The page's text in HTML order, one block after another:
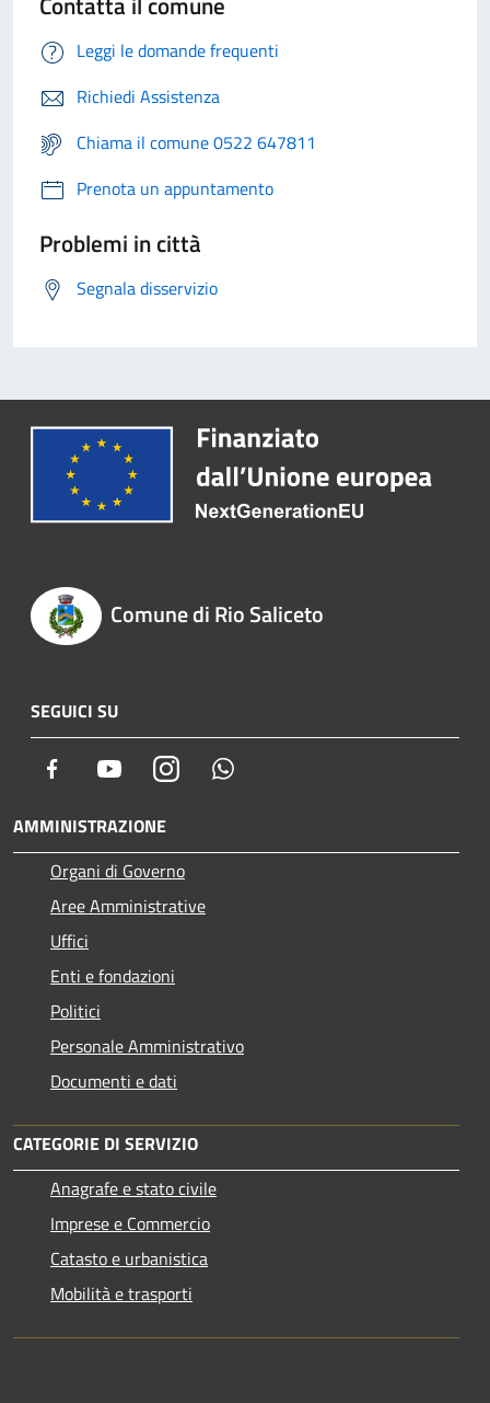
Leggi le domande frequenti
Richiedi Assistenza
Chiama il comune 0522 647811
Prenota un appuntamento
Problemi in città
Segnala disservizio
Comune di Rio Saliceto
SEGUICI SU
Facebook YoutubeInstagram
AMMINISTRAZIONE
Organi di Governo
Aree Amministrative
Uffici
Enti e fondazioni
Politici
Personale Amministrativo
Documenti e dati
CATEGORIE DI SERVIZIO
Anagrafe e stato civile
Imprese e Commercio
Catasto e urbanistica
Mobilità e trasporti